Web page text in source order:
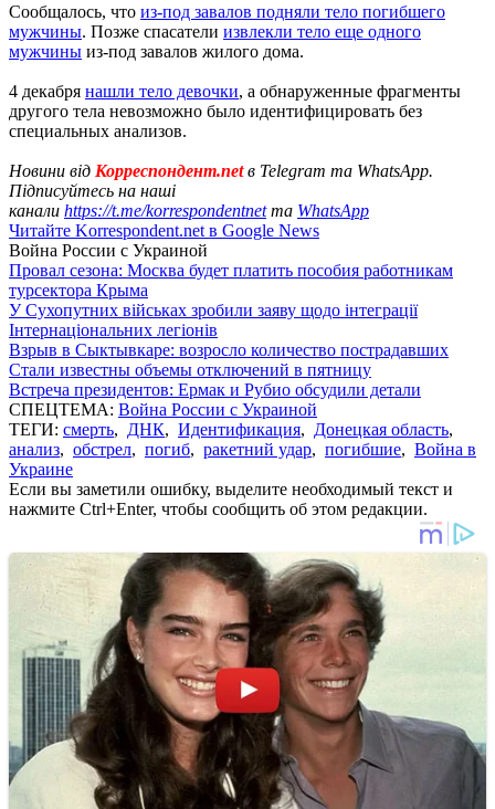
Сообщалось, что из-под завалов подняли тело погибшего
мужчины. Позже спасатели извлекли тело еще одного
мужчины из-под завалов жилого дома.
4 декабря нашли тело девочки, а обнаруженные фрагменты
другого тела невозможно было идентифицировать без
специальных анализов.
Новини від Корреспондент.netв Telegram та WhatsApp.
Підписуйтесь на наші
канали https://t.me/korrespondentnetта WhatsApp
Читайте Korrespondent.net в Google News
Война России с Украиной
Провал сезона: Москва будет платить пособия работникам
турсектора Крыма
У Сухопутних військах зробили заяву щодо інтеграції
Інтернаціональних легіонів
Взрыв в Сыктывкаре: возросло количество пострадавших
Стали известны объемы отключений в пятницу
Встреча президентов: Ермак и Рубио обсудили детали
СПЕЦТЕМА: Война России с Украиной
ТЕГИ: смерть, ДНК, Идентификация, Донецкая область,
анализ, обстрел, погиб, ракетний удар, погибшие, Война в
Украине
Если вы заметили ошибку, выделите необходимый текст и
нажмите Ctrl+Enter, чтобы сообщить об этом редакции.